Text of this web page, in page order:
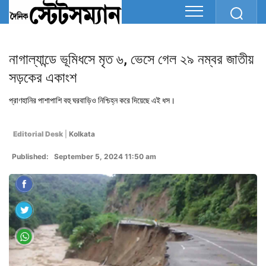
নাগাল্যান্ডে ভূমিধসে মৃত ৬, ভেসে গেল ২৯ নম্বর জাতীয়
সড়কের একাংশ
প্রাণহানির পাশাপাশি বহু ঘরবাড়িও নিশ্চিহ্ন করে দিয়েছে এই ধস।
Editorial Desk Kolkata
Published: September 5, 2024 11:50 am